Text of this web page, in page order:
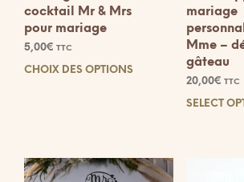
cocktail Mr & Mrs
pour mariage
5,00€ TTC
CHOIX DES OPTIONS
Ce
produit
Les
mariage
Mme –
gâteau
20,00€ TTC
SELECT